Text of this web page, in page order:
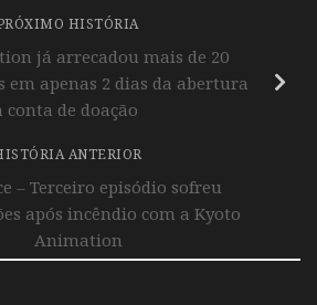
HISTÓRIA
já arrecadou mais de 20
em apenas 2 dias da abertura
conta de doação
ANTERIOR
– Terceiro episódio sofreu
após incêndio com a Kyoto
Animation